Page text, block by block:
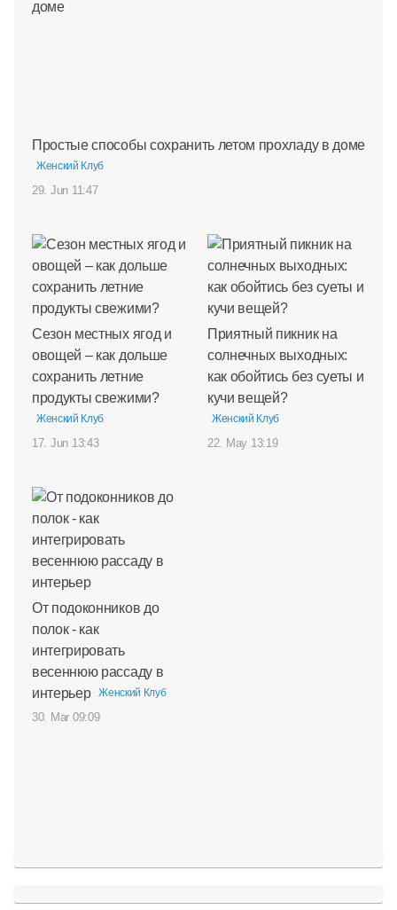
Простые способы сохранить летом прохладу в доме
Женский Клуб
29. Jun 11:47
Сезон местных ягод и
овощей – как дольше
сохранить летние
продукты свежими?
Женский Клуб
17. Jun 13:43
Приятный пикник на
солнечных выходных:
как обойтись без суеты и
кучи вещей?
Женский Клуб
22. May 13:19
От подоконников до
полок - как
интегрировать
весеннюю рассаду в
интерьер
Женский Клуб
30. Mar 09:09